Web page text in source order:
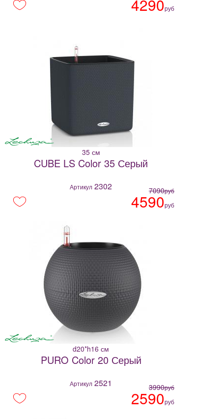
4290руб
35 см
CUBE LS Color 35 Серый
Артикул 2302 7090руб
4590руб
d20*h16 см
PURO Color 20 Серый
Артикул 2521 3990руб
2590руб